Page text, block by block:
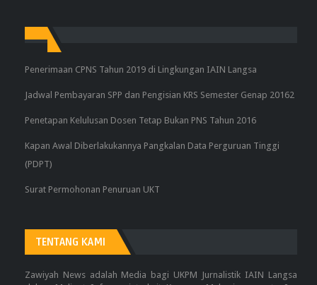
Penerimaan CPNS Tahun 2019 di Lingkungan IAIN Langsa
Jadwal Pembayaran SPP dan Pengisian KRS Semester Genap 20162
Penetapan Kelulusan Dosen Tetap Bukan PNS Tahun 2016
Kapan Awal Diberlakukannya Pangkalan Data Perguruan Tinggi
(PDPT)
Surat Permohonan Penuruan UKT
TENTANG KAMI
Zawiyah News adalah Media bagi UKPM Jurnalistik IAIN Langsa